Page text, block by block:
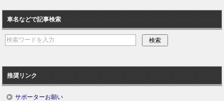
車名などで記事検索
推奨リンク
サポーターお願い